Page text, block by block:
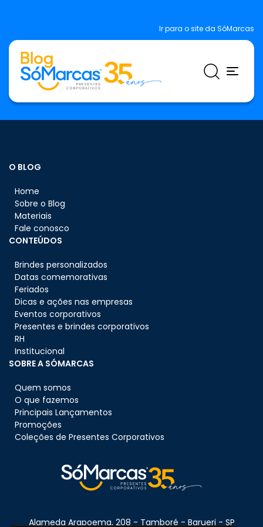
Ir para o site da SóMarcas
O BLOG
Home
Sobre o Blog
Materiais
Fale conosco
CONTEÚDOS
Brindes personalizados
Datas comemorativas
Feriados
Dicas e ações nas empresas
Eventos corporativos
Presentes e brindes corporativos
RH
Institucional
SOBRE A SÓMARCAS
Quem somos
O que fazemos
Principais Lançamentos
Promoções
Coleções de Presentes Corporativos
Alameda Arapoema, 208 - Tamboré - Barueri - SP